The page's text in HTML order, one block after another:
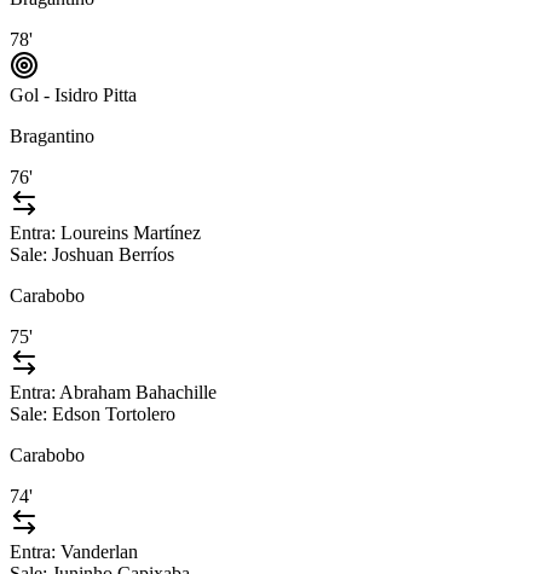
78'
Gol - Isidro Pitta
Bragantino
76'
Entra: Loureins Martínez
Sale: Joshuan Berríos
Carabobo
75'
Entra: Abraham Bahachille
Sale: Edson Tortolero
Carabobo
74'
Entra: Vanderlan